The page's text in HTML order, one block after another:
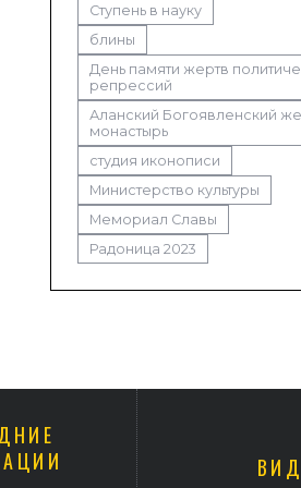
Ступень в науку
блины
День памяти жертв
репрессий
Аланский Богоявленский
монастырь
студия иконописи
Министерство культуры
Мемориал Славы
Радоница 2023